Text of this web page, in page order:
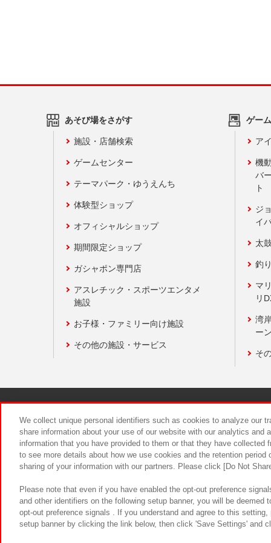
あそび場をさがす
施設・店舗検索
ゲームセンター
テーマパーク・ゆうえんち
体験型ショップ
オフィシャルショップ
期間限定ショップ
ガシャポン専門店
アスレチック・スポーツエンタメ
施設
お子様・ファミリー向け施設
その他の施設・サービス
ゲー
ア
機
バ
ト
ジ
イ
太
釣
マ
リ
湾
ー
そ
食品のご
We collect unique personal identifiers such as cookies to analyze our
share information about your use of our website with our analytics and
information that you have provided to them or that they have
to see more details about how we use cookies and the retention
sharing of your information with our partners. Please click [Do Not
Please note that even if you have enabled the opt-out preference
and other identifiers on the following setup banner, you will be
opt-out preference signals . If you understand and agree to this
setup banner by clicking the link below, then click 'Save Settings' and